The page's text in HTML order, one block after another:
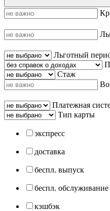
Льготный
Стаж
Платежная
Тип карты
экспресс
доставка
беспл. выпуск
беспл. обслуживание
кэшбэк